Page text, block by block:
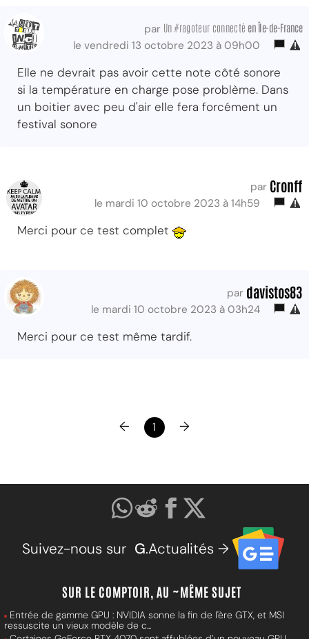
par Un #ragoteur connecté en Île-de-France
le vendredi 13 octobre 2023 à 09h00
Elle ne devrait pas avoir cette note côté sonore
si la température en charge pose problème. Dans
un boitier avec peu d'air elle fera forcément un
festival sonore
par Cronff
le mardi 10 octobre 2023 à 14h59
Merci pour ce test complet
par davistos83
le mardi 10 octobre 2023 à 03h24
Merci pour ce test même tardif.
← 1 →
Suivez-nous sur G.Actualités →
SUR LE COMPTOIR, AU ~MÊME SUJET
Entrée de gamme GPU : NVIDIA sonne la fin de l'ère GTX, et MSI
ressuscite un vieux modèle de c...